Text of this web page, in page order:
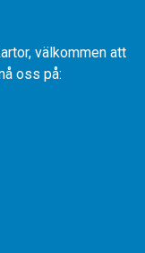
välkommen att
oss på: